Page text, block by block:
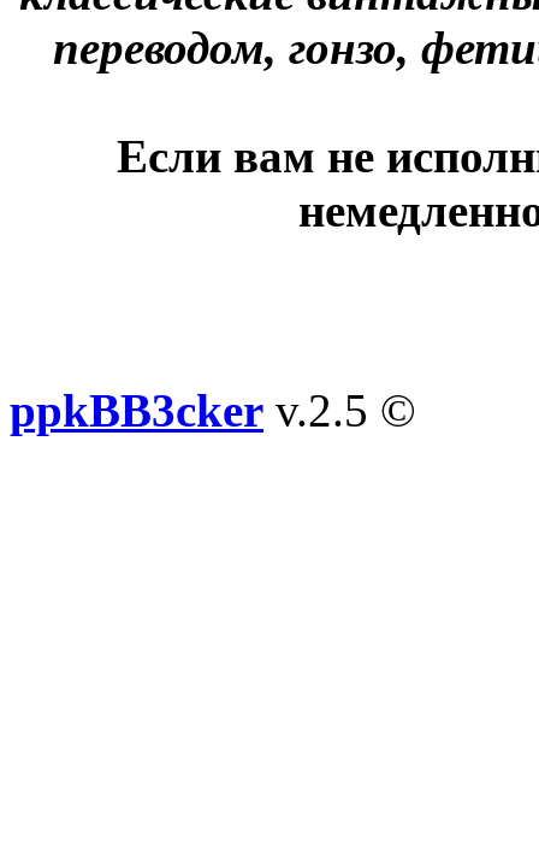
переводом, гонзо,
Если вам не
ppkBB3cker v.2.5 ©